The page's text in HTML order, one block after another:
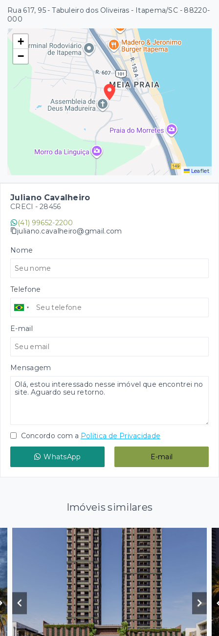
Rua 617, 95 - Tabuleiro dos Oliveiras - Itapema/SC - 88220-
000
+
−
Leaflet
Juliano Cavalheiro
CRECI - 28456
(41) 99652-2200
juliano.cavalheiro@gmail.com
Nome
Telefone
E-mail
Mensagem
Concordo com a Política de Privacidade
WhatsApp E-mail
Imóveis similares